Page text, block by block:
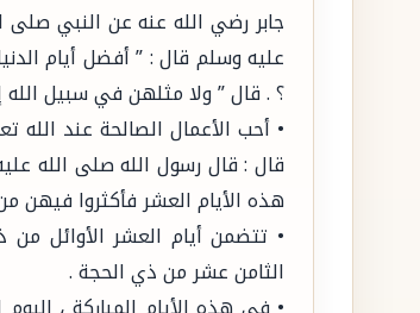
جابر رضي الله عنه عن النبي
عليه وسلم قال : ” أفضل أيام
؟ . قال ” ولا مثلهن في سبيل
• أحب الأعمال الصالحة عند
قال : قال رسول الله صلى الله
هذه الأيام العشر فأكثروا فيهن
• تتضمن أيام العشر الأوائل
الثامن عشر من ذي الحجة .